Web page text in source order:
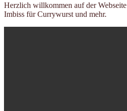
Herzlich willkommen auf der
Imbiss für Currywurst und mehr.